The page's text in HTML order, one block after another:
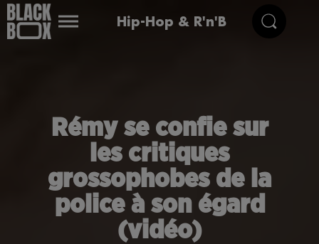
Hip-Hop & R'n'B
Rémy se confie sur
les critiques
grossophobes de la
police à son égard
(vidéo)